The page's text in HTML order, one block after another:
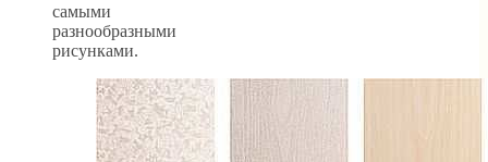
самыми
разнообразными
рисунками.